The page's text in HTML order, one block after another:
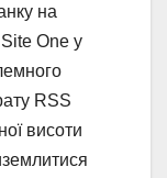
на
Site One у
RSS
висоти